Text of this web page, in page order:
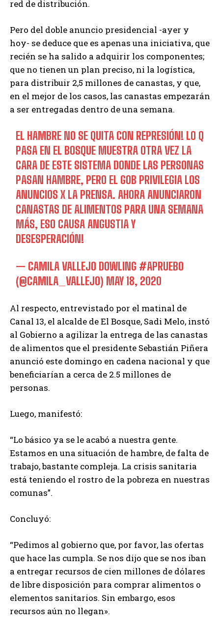
red de distribución.
Pero del doble anuncio presidencial -ayer y
hoy- se deduce que es apenas una iniciativa, que
recién se ha salido a adquirir los componentes;
que no tienen un plan preciso, ni la logística,
para distribuir 2,5 millones de canastas, y que,
en el mejor de los casos, las canastas empezarán
a ser entregadas dentro de una semana.
EL HAMBRE NO SE QUITA CON REPRESIÓN! LO Q
PASA EN EL BOSQUE MUESTRA OTRA VEZ LA
CARA DE ESTE SISTEMA DONDE LAS PERSONAS
PASAN HAMBRE, PERO EL GOB PRIVILEGIA LOS
ANUNCIOS X LA PRENSA. AHORA ANUNCIARON
CANASTAS DE ALIMENTOS PARA UNA SEMANA
MÁS, ESO CAUSA ANGUSTIA Y
DESESPERACIÓN!
— CAMILA VALLEJO DOWLING #APRUEBO
(@CAMILA_VALLEJO) MAY 18, 2020
Al respecto, entrevistado por el matinal de
Canal 13, el alcalde de El Bosque, Sadi Melo, instó
al Gobierno a agilizar la entrega de las canastas
de alimentos que el presidente Sebastián Piñera
anunció este domingo en cadena nacional y que
beneficiarían a cerca de 2.5 millones de
personas.
Luego, manifestó:
“Lo básico ya se le acabó a nuestra gente.
Estamos en una situación de hambre, de falta de
trabajo, bastante compleja. La crisis sanitaria
está teniendo el rostro de la pobreza en nuestras
comunas”.
Concluyó:
“Pedimos al gobierno que, por favor, las ofertas
que hace las cumpla. Se nos dijo que se nos iban
a entregar recursos de cien millones de dólares
de libre disposición para comprar alimentos o
elementos sanitarios. Sin embargo, esos
recursos aún no llegan».